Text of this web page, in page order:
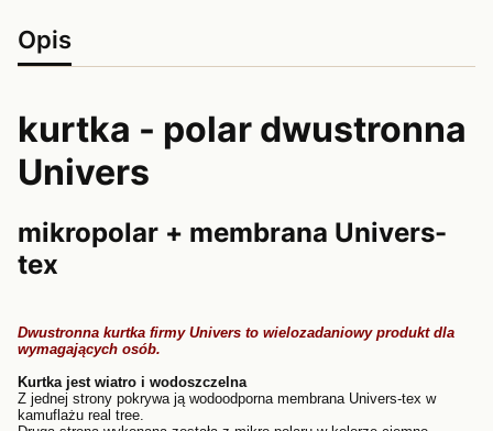
Opis
kurtka - polar dwustronna
Univers
mikropolar + membrana Univers-
tex
Dwustronna kurtka firmy Univers to wielozadaniowy produkt dla
wymagających osób.
Kurtka jest wiatro i wodoszczelna
Z jednej strony pokrywa ją wodoodporna membrana Univers-tex w
kamuflażu real tree.